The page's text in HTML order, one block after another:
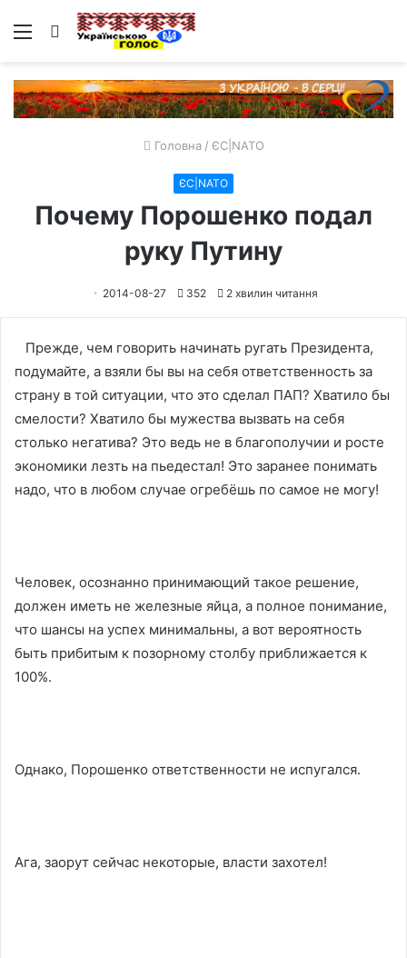
Меню Пошук
Головна / ЄС|NATO
ЄС|NATO
Почему Порошенко подал
руку Путину
2014-08-27 352 2 хвилин читання
Прежде, чем говорить начинать ругать Президента,
подумайте, а взяли бы вы на себя ответственность за
страну в той ситуации, что это сделал ПАП? Хватило бы
смелости? Хватило бы мужества вызвать на себя
столько негатива? Это ведь не в благополучии и росте
экономики лезть на пьедестал! Это заранее понимать
надо, что в любом случае огребёшь по самое не могу!
Человек, осознанно принимающий такое решение,
должен иметь не железные яйца, а полное понимание,
что шансы на успех минимальны, а вот вероятность
быть прибитым к позорному столбу приближается к
100%.
Однако, Порошенко ответственности не испугался.
Ага, заорут сейчас некоторые, власти захотел!